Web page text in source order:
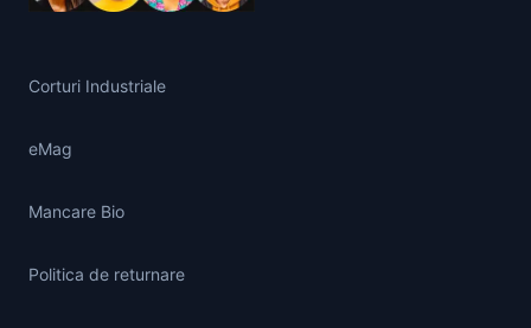
Corturi Industriale
eMag
Mancare Bio
Politica de returnare